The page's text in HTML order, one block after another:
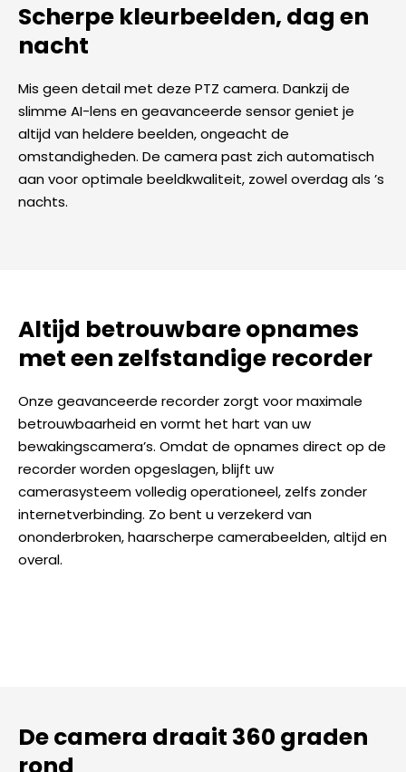
Scherpe kleurbeelden, dag en
nacht
Mis geen detail met deze PTZ camera. Dankzij de
slimme AI-lens en geavanceerde sensor geniet je
altijd van heldere beelden, ongeacht de
omstandigheden. De camera past zich automatisch
aan voor optimale beeldkwaliteit, zowel overdag als ’s
nachts.
Altijd betrouwbare opnames
met een zelfstandige recorder
Onze geavanceerde recorder zorgt voor maximale
betrouwbaarheid en vormt het hart van uw
bewakingscamera’s. Omdat de opnames direct op de
recorder worden opgeslagen, blijft uw
camerasysteem volledig operationeel, zelfs zonder
internetverbinding. Zo bent u verzekerd van
ononderbroken, haarscherpe camerabeelden, altijd en
overal.
De camera draait 360 graden